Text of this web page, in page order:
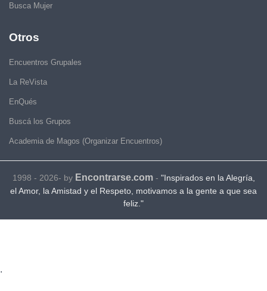
Busca Mujer
Otros
Encuentros Grupales
La ReVista
EnQués
Buscá los Grupos
Academia de Magos (Organizar Encuentros)
1998 - 2026- by Encontrarse.com- "Inspirados en la Alegría,
el Amor, la Amistad y el Respeto, motivamos a la gente a que sea
feliz."
.